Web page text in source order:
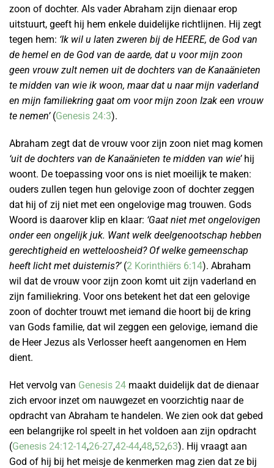
zoon of dochter. Als vader Abraham zijn dienaar erop
uitstuurt, geeft hij hem enkele duidelijke richtlijnen. Hij zegt
tegen hem: ‘Ik wil u laten zweren bij de HEERE, de God van
de hemel en de God van de aarde, dat u voor mijn zoon
geen vrouw zult nemen uit de dochters van de Kanaänieten
te midden van wie ik woon, maar dat u naar mijn vaderland
en mijn familiekring gaat om voor mijn zoon Izak een vrouw
te nemen’ (Genesis 24:3).
Abraham zegt dat de vrouw voor zijn zoon niet mag komen
‘uit de dochters van de Kanaänieten te midden van wie’ hij
woont. De toepassing voor ons is niet moeilijk te maken:
ouders zullen tegen hun gelovige zoon of dochter zeggen
dat hij of zij niet met een ongelovige mag trouwen. Gods
Woord is daarover klip en klaar: ‘Gaat niet met ongelovigen
onder een ongelijk juk. Want welk deelgenootschap hebben
gerechtigheid en wetteloosheid? Of welke gemeenschap
heeft licht met duisternis?’(2 Korinthiërs 6:14). Abraham
wil dat de vrouw voor zijn zoon komt uit zijn vaderland en
zijn familiekring. Voor ons betekent het dat een gelovige
zoon of dochter trouwt met iemand die hoort bij de kring
van Gods familie, dat wil zeggen een gelovige, iemand die
de Heer Jezus als Verlosser heeft aangenomen en Hem
dient.
Het vervolg van Genesis 24 maakt duidelijk dat de dienaar
zich ervoor inzet om nauwgezet en voorzichtig naar de
opdracht van Abraham te handelen. We zien ook dat gebed
een belangrijke rol speelt in het voldoen aan zijn opdracht
(Genesis 24:12-14,26-27,42-44,48,52,63). Hij vraagt aan
God of hij bij het meisje de kenmerken mag zien dat ze bij